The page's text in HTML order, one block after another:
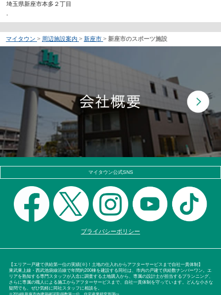
埼玉県新座市本多２丁目
-
マイタウン > 周辺施設案内 > 新座市 > 新座市のスポーツ施設
マイタウン公式SNS
プライバシーポリシー
【エリア一戸建て供給第一位の実績(※)！土地の仕入れからアフターサービスまで自社一貫体制】
東武東上線・西武池袋線沿線で年間約200棟を建設する同社は、市内の戸建て供給数ナンバーワン。エ
リアを熟知する専門スタッフが入念に調査する土地購入から、専属の設計士が担当するプランニング、
さらに専属の職人による施工からアフターサービスまで、自社一貫体制を守っています。どんな小さな
疑問でも、ぜひ気軽に同社スタッフに相談を。